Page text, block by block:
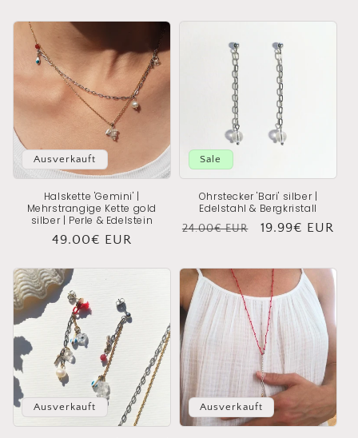
Ausverkauft
Halskette 'Gemini' |
Mehrstrangige Kette gold
silber | Perle & Edelstein
Normaler
49.00€ EUR
Sale
Ohrstecker 'Bari' silber |
Edelstahl & Bergkristall
Normaler
24.00€ EUR Verkaufspreis
19.99€ EUR
Ausverkauft Ausverkauft